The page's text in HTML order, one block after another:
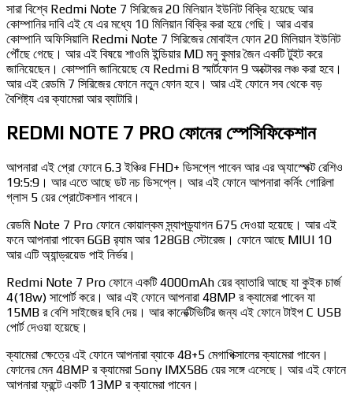
সারা বিশ্বে Redmi Note 7 সিরিজের 20 মিলিয়ান ইউনিট বিক্রি হয়েছে আর
কোম্পানির দাবি এই যে এর মধ্যে 10 মিলিয়ান বিক্রি করা হয়ে গেছি। আর এবার
কোম্পানি অফিসিয়ালি Redmi Note 7 সিরিজের মোবাইল ফোন 20 মিলিয়ান ইউনিট
পৌঁছে গেছে। আর এই বিষয়ে শাওমি ইন্ডিয়ার MD মনু কুমার জৈন একটি টুইট করে
জানিয়েছেন। কোম্পানি জানিয়েছে যে Redmi 8 স্মার্টফোন 9 অক্টোবর লঞ্চ করা হবে।
আর এই রেডমি 7 সিরিজের ফোনে নতুন ফোন হবে। আর এই ফোনে সব থেকে বড়
বৈশিষ্ট্য এর ক্যামেরা আর ব্যাটারি।
REDMI NOTE 7 PRO ফোনের স্পেসিফিকেশান
আপনারা এই প্রো ফোনে 6.3 ইঞ্চির FHD+ ডিসপ্লে পাবেন আর এর অ্যাস্পেক্ট রেশিও
19:5:9। আর এতে আছে ডট নচ ডিসপ্লে। আর এই ফোনে আপনারা কর্নিং গোরিলা
গ্লাস 5 য়ের প্রোটেকশান পাবনে।
রেডমি Note 7 Pro ফোনে কোয়াল্কম স্ন্যাপড্র্যাগন 675 দেওয়া হয়েছে। আর এই
ফনে আপনারা পাবেন 6GB র‍্যাম আর 128GB স্টোরেজ। ফোনে আছে MIUI 10
আর এটি অ্যান্ড্রয়েড পাই নির্ভর।
Redmi Note 7 Pro ফোনে একটি 4000mAh য়ের ব্যাতারি আছে যা কুইক চার্জ
4(18w) সাপোর্ট করে। আর এই ফোনে আপনারা 48MP র ক্যামেরা পাবেন যা
15MB র বেশি সাইজের ছবি দেয়। আর কানেক্টিভিটির জন্য এই ফোনে টাইপ C USB
পোর্ট দেওয়া হয়েছে।
ক্যামেরা ক্ষেত্রে এই ফোনে আপনারা ব্যাকে 48+5 মেগাপিক্সালের ক্যামেরা পাবেন।
ফোনের মেন 48MP র ক্যামেরা Sony IMX586 য়ের সঙ্গে এসেছে। আর এই ফোনে
আপনারা ফ্রন্টে একটি 13MP র ক্যামেরা পাবেন।